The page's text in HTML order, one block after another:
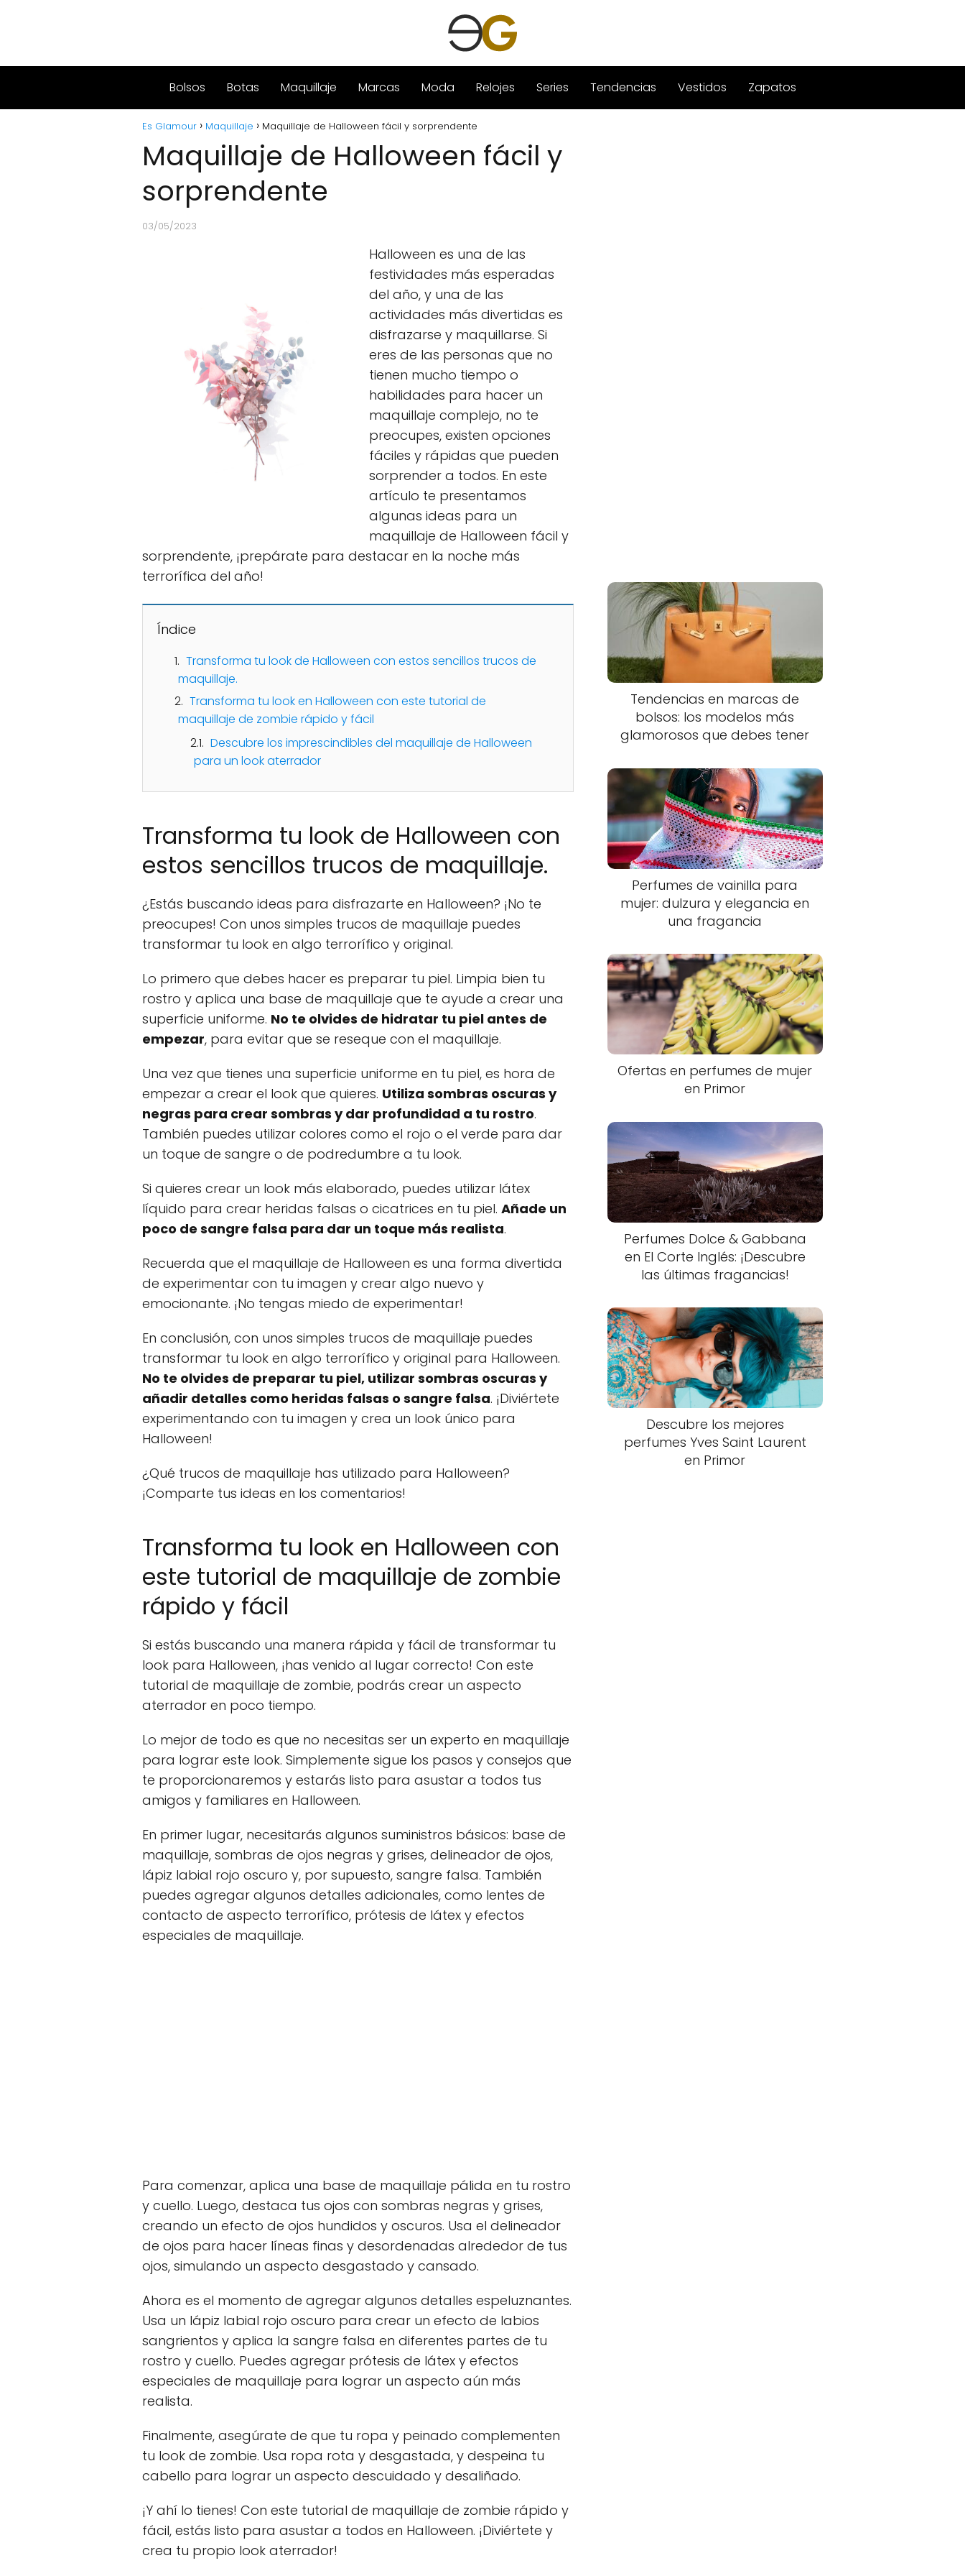
Bolsos Botas Maquillaje Marcas Moda Relojes Series Tendencias Vestidos Zapatos
Es Glamour Maquillaje Maquillaje de Halloween fácil y sorprendente
Maquillaje de Halloween fácil y
sorprendente
03/05/2023
Halloween es una de las
festividades más esperadas
del año, y una de las
actividades más divertidas es
disfrazarse y maquillarse. Si
eres de las personas que no
tienen mucho tiempo o
habilidades para hacer un
maquillaje complejo, no te
preocupes, existen opciones
fáciles y rápidas que pueden
sorprender a todos. En este
artículo te presentamos
algunas ideas para un
maquillaje de Halloween fácil y
sorprendente, ¡prepárate para destacar en la noche más
terrorífica del año!
Índice
Transforma tu look de Halloween con estos sencillos trucos de
maquillaje.
Transforma tu look en Halloween con este tutorial de
maquillaje de zombie rápido y fácil
Descubre los imprescindibles del maquillaje de Halloween
para un look aterrador
Transforma tu look de Halloween con
estos sencillos trucos de maquillaje.
¿Estás buscando ideas para disfrazarte en Halloween? ¡No te
preocupes! Con unos simples trucos de maquillaje puedes
transformar tu look en algo terrorífico y original.
Lo primero que debes hacer es preparar tu piel. Limpia bien tu
rostro y aplica una base de maquillaje que te ayude a crear una
superficie uniforme. No te olvides de hidratar tu piel antes de
empezar, para evitar que se reseque con el maquillaje.
Una vez que tienes una superficie uniforme en tu piel, es hora de
empezar a crear el look que quieres. Utiliza sombras oscuras y
negras para crear sombras y dar profundidad a tu rostro.
También puedes utilizar colores como el rojo o el verde para dar
un toque de sangre o de podredumbre a tu look.
Si quieres crear un look más elaborado, puedes utilizar látex
líquido para crear heridas falsas o cicatrices en tu piel. Añade un
poco de sangre falsa para dar un toque más realista.
Recuerda que el maquillaje de Halloween es una forma divertida
de experimentar con tu imagen y crear algo nuevo y
emocionante. ¡No tengas miedo de experimentar!
En conclusión, con unos simples trucos de maquillaje puedes
transformar tu look en algo terrorífico y original para Halloween.
No te olvides de preparar tu piel, utilizar sombras oscuras y
añadir detalles como heridas falsas o sangre falsa. ¡Diviértete
experimentando con tu imagen y crea un look único para
Halloween!
¿Qué trucos de maquillaje has utilizado para Halloween?
¡Comparte tus ideas en los comentarios!
Transforma tu look en Halloween con
este tutorial de maquillaje de zombie
rápido y fácil
Si estás buscando una manera rápida y fácil de transformar tu
look para Halloween, ¡has venido al lugar correcto! Con este
tutorial de maquillaje de zombie, podrás crear un aspecto
aterrador en poco tiempo.
Lo mejor de todo es que no necesitas ser un experto en maquillaje
para lograr este look. Simplemente sigue los pasos y consejos que
te proporcionaremos y estarás listo para asustar a todos tus
amigos y familiares en Halloween.
En primer lugar, necesitarás algunos suministros básicos: base de
maquillaje, sombras de ojos negras y grises, delineador de ojos,
lápiz labial rojo oscuro y, por supuesto, sangre falsa. También
puedes agregar algunos detalles adicionales, como lentes de
contacto de aspecto terrorífico, prótesis de látex y efectos
especiales de maquillaje.
Para comenzar, aplica una base de maquillaje pálida en tu rostro
y cuello. Luego, destaca tus ojos con sombras negras y grises,
creando un efecto de ojos hundidos y oscuros. Usa el delineador
de ojos para hacer líneas finas y desordenadas alrededor de tus
ojos, simulando un aspecto desgastado y cansado.
Ahora es el momento de agregar algunos detalles espeluznantes.
Usa un lápiz labial rojo oscuro para crear un efecto de labios
sangrientos y aplica la sangre falsa en diferentes partes de tu
rostro y cuello. Puedes agregar prótesis de látex y efectos
especiales de maquillaje para lograr un aspecto aún más
realista.
Finalmente, asegúrate de que tu ropa y peinado complementen
tu look de zombie. Usa ropa rota y desgastada, y despeina tu
cabello para lograr un aspecto descuidado y desaliñado.
¡Y ahí lo tienes! Con este tutorial de maquillaje de zombie rápido y
fácil, estás listo para asustar a todos en Halloween. ¡Diviértete y
crea tu propio look aterrador!
Tendencias en marcas de
bolsos: los modelos más
glamorosos que debes tener
Perfumes de vainilla para
mujer: dulzura y elegancia en
una fragancia
Ofertas en perfumes de mujer
en Primor
Perfumes Dolce & Gabbana
en El Corte Inglés: ¡Descubre
las últimas fragancias!
Descubre los mejores
perfumes Yves Saint Laurent
en Primor